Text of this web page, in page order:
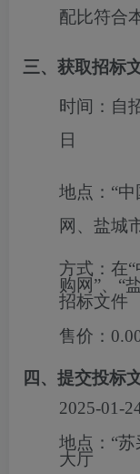
配比符合
三、获取招标
时间： 自
日
地点： “
网、盐城
方式： 在
购网”、“
招标文件
售价：
四、提交投标
2025-01-
地点： “
大厅